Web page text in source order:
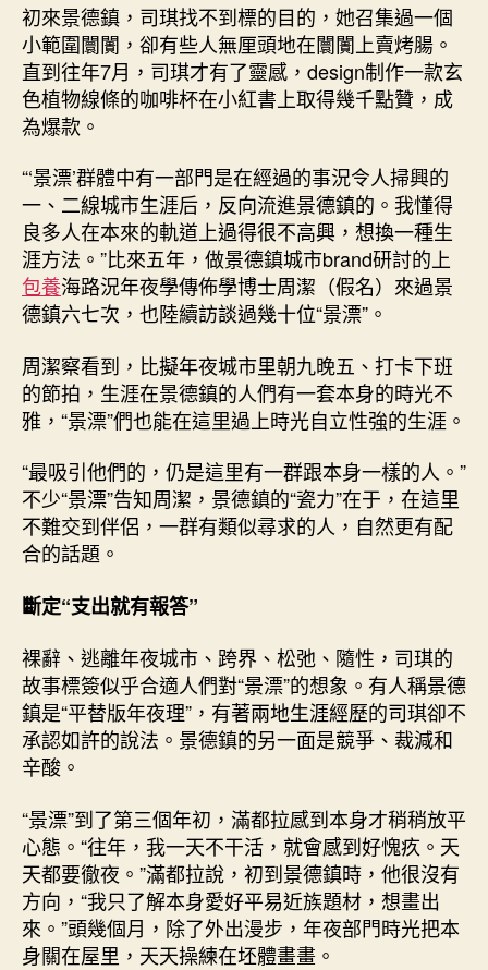
初來景德鎮，司琪找不到標的目的，她召集過一個
小範圍闤闠，卻有些人無厘頭地在闤闠上賣烤腸。
直到往年7月，司琪才有了靈感，design制作一款玄
色植物線條的咖啡杯在小紅書上取得幾千點贊，成
為爆款。
“‘景漂’群體中有一部門是在經過的事況令人掃興的
一、二線城市生涯后，反向流進景德鎮的。我懂得
良多人在本來的軌道上過得很不高興，想換一種生
涯方法。”比來五年，做景德鎮城市brand研討的上
包養海路況年夜學傳佈學博士周潔（假名）來過景
德鎮六七次，也陸續訪談過幾十位“景漂”。
周潔察看到，比擬年夜城市里朝九晚五、打卡下班
的節拍，生涯在景德鎮的人們有一套本身的時光不
雅，“景漂”們也能在這里過上時光自立性強的生涯。
“最吸引他們的，仍是這里有一群跟本身一樣的人。”
不少“景漂”告知周潔，景德鎮的“瓷力”在于，在這里
不難交到伴侶，一群有類似尋求的人，自然更有配
合的話題。
斷定“支出就有報答”
裸辭、逃離年夜城市、跨界、松弛、隨性，司琪的
故事標簽似乎合適人們對“景漂”的想象。有人稱景德
鎮是“平替版年夜理”，有著兩地生涯經歷的司琪卻不
承認如許的說法。景德鎮的另一面是競爭、裁減和
辛酸。
“景漂”到了第三個年初，滿都拉感到本身才稍稍放平
心態。“往年，我一天不干活，就會感到好愧疚。天
天都要徹夜。”滿都拉說，初到景德鎮時，他很沒有
方向，“我只了解本身愛好平易近族題材，想畫出
來。”頭幾個月，除了外出漫步，年夜部門時光把本
身關在屋里，天天操練在坯體畫畫。